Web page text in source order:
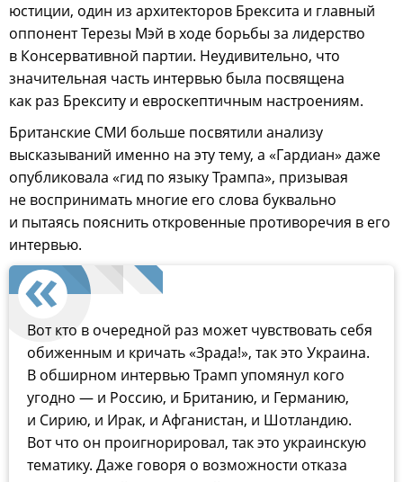
юстиции, один из архитекторов Брексита и главный
оппонент Терезы Мэй в ходе борьбы за лидерство
в Консервативной партии. Неудивительно, что
значительная часть интервью была посвящена
как раз Брекситу и евроскептичным настроениям.
Британские СМИ больше посвятили анализу
высказываний именно на эту тему, а «Гардиан» даже
опубликовала «гид по языку Трампа», призывая
не воспринимать многие его слова буквально
и пытаясь пояснить откровенные противоречия в его
интервью.
Вот кто в очередной раз может чувствовать себя
обиженным и кричать «Зрада!», так это Украина.
В обширном интервью Трамп упомянул кого
угодно — и Россию, и Британию, и Германию,
и Сирию, и Ирак, и Афганистан, и Шотландию.
Вот что он проигнорировал, так это украинскую
тематику. Даже говоря о возможности отказа